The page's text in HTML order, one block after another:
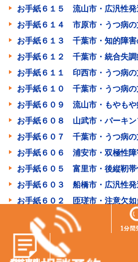
お手紙６１５ 流山市・広汎性発
お手紙６１４ 市原市・うつ病の
お手紙６１３ 千葉市・知的障害
お手紙６１２ 千葉市・統合失調
お手紙６１１ 印西市・うつ病の
お手紙６１０ 千葉市・うつ病の
お手紙６０９ 流山市・もやもや
お手紙６０８ 山武市・パーキン
お手紙６０７ 千葉市・うつ病の
お手紙６０６ 浦安市・双極性障
お手紙６０５ 富里市・後縦靭帯
お手紙６０３ 船橋市・広汎性発
お手紙６０２ 匝瑳市・注意欠如
お手紙６００ 大網白里市・脳出
お手紙５９９ 千葉市・うつ病の